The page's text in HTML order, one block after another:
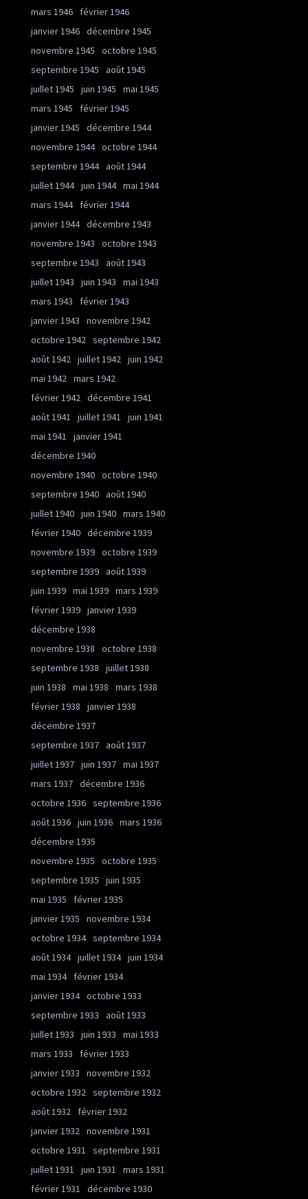
mars 1946
février 1946
janvier 1946 décembre 1945
novembre 1945
octobre 1945
septembre 1945
août 1945
juillet 1945
juin 1945
mai 1945
mars 1945
février 1945
janvier 1945
décembre 1944
novembre 1944 octobre 1944
septembre 1944 août 1944
juillet 1944 juin 1944 mai 1944
mars 1944
février 1944
janvier 1944 décembre 1943
novembre 1943
octobre 1943
septembre 1943
août 1943
juillet 1943
juin 1943
mai 1943
mars 1943
février 1943
janvier 1943
novembre 1942
octobre 1942 septembre 1942
août 1942 juillet 1942 juin 1942
mai 1942 mars 1942
février 1942 décembre 1941
août 1941
juillet 1941
juin 1941
mai 1941
janvier 1941
décembre 1940
novembre 1940 octobre 1940
septembre 1940 août 1940
juillet 1940 juin 1940 mars 1940
février 1940 décembre 1939
novembre 1939 octobre 1939
septembre 1939 août 1939
juin 1939 mai 1939 mars 1939
février 1939 janvier 1939
décembre 1938
novembre 1938
octobre 1938
septembre 1938
juillet 1938
juin 1938
mai 1938
mars 1938
février 1938
janvier 1938
décembre 1937
septembre 1937 août 1937
juillet 1937 juin 1937 mai 1937
mars 1937 décembre 1936
octobre 1936 septembre 1936
août 1936 juin 1936 mars 1936
décembre 1935
novembre 1935
octobre 1935
septembre 1935
juin 1935
mai 1935
février 1935
janvier 1935
novembre 1934
octobre 1934 septembre 1934
août 1934 juillet 1934 juin 1934
mai 1934
février 1934
janvier 1934 octobre 1933
septembre 1933
août 1933
juillet 1933
juin 1933
mai 1933
mars 1933
février 1933
janvier 1933
novembre 1932
octobre 1932 septembre 1932
août 1932
février 1932
janvier 1932 novembre 1931
octobre 1931
septembre 1931
juillet 1931
juin 1931
mars 1931
février 1931
décembre 1930